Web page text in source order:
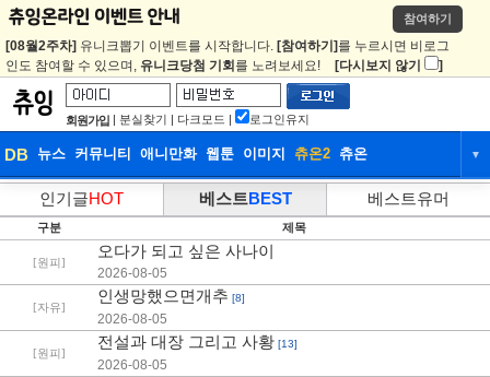
참여하기
[08월2주차] 유니크뽑기 이벤트를 시작합니다. [참여하기] 를 누르시면 비로그
인도 참여할 수 있으며, 유니크당첨 기회 를 노려보세요! [다시보지 않기 ]
회원가입 | 분실찾기 | 다크모드 | 로그인유지
DB 뉴스 커뮤니티 애니만화 웹툰 이미지 츄온2 츄온 ▼
DB 커뮤니티 애니만화
웹툰 츄온2
인기글HOT 베스트BEST 베스트유머
구분 제목
[원피]
오다가 되고 싶은 사나이
2026-08-05
[자유]
인생망했으면개추 [8]
2026-08-05
[원피]
전설과 대장 그리고 사황 [13]
2026-08-05